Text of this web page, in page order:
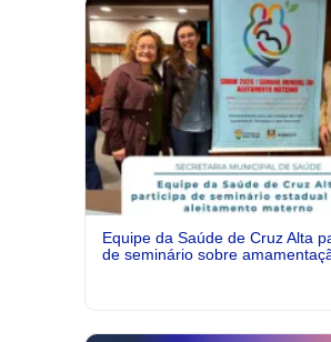
Equipe da Saúde de Cruz Alta
de seminário sobre